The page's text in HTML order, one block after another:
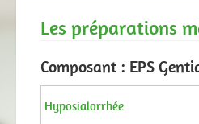
Les préparations
Composant : EPS
Hyposialorrhée